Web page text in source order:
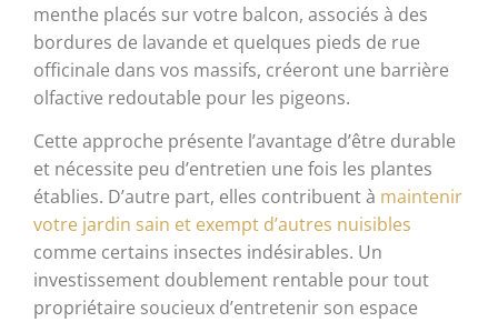
menthe placés sur votre balcon, associés à des
bordures de lavande et quelques pieds de rue
officinale dans vos massifs, créeront une barrière
olfactive redoutable pour les pigeons.
Cette approche présente l’avantage d’être durable
et nécessite peu d’entretien une fois les plantes
établies. D’autre part, elles contribuent à maintenir
votre jardin sain et exempt d’autres nuisibles
comme certains insectes indésirables. Un
investissement doublement rentable pour tout
propriétaire soucieux d’entretenir son espace